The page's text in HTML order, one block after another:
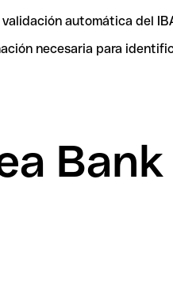
automática del
necesaria para
Bank